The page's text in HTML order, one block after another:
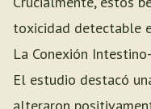
toxicidad detectable
La Conexión
El estudio destacó